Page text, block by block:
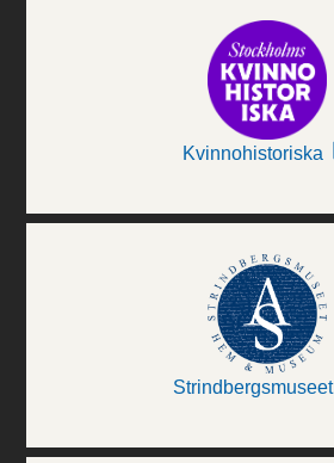
Kvinnohistoriska
Strindbergsmuseet